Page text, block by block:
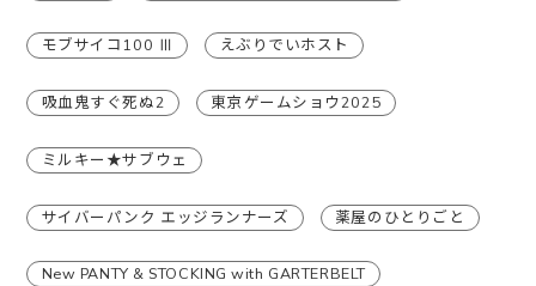
モブサイコ100 Ⅲ えぶりでいホスト
吸血鬼すぐ死ぬ2 東京ゲームショウ2025
ミルキー★サブウェ
サイバーパンク エッジランナーズ 薬屋のひとりごと
New PANTY & STOCKING with GARTERBELT